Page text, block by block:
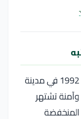
تشتهر
المنخفضة